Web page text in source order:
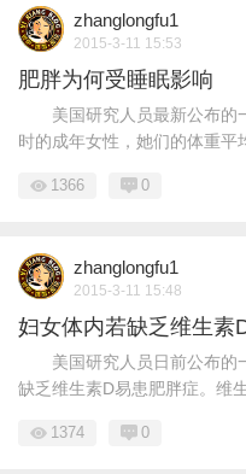
zhanglongfu1
2015-3-11 15:53
肥胖为何受睡眠影响
美国研究人员最新公布的
时的成年女性，她们的体重平
1366 0
zhanglongfu1
2015-3-11 15:48
妇女体内若缺乏维生素
美国研究人员日前公布的
缺乏维生素D易患肥胖症。维
1374 0